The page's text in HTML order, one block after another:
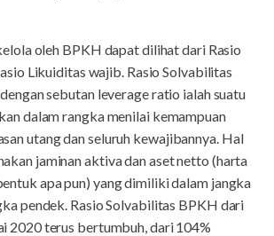
oleh BPKH dapat dilihat dari Rasio
Likuiditas wajib. Rasio Solvabilitas
sebutan leverage ratio ialah suatu
dalam rangka menilai kemampuan
utang dan seluruh kewajibannya. Hal
jaminan aktiva dan aset netto (harta
apa pun) yang dimiliki dalam jangka
pendek. Rasio Solvabilitas BPKH dari
2020 terus bertumbuh, dari 104%